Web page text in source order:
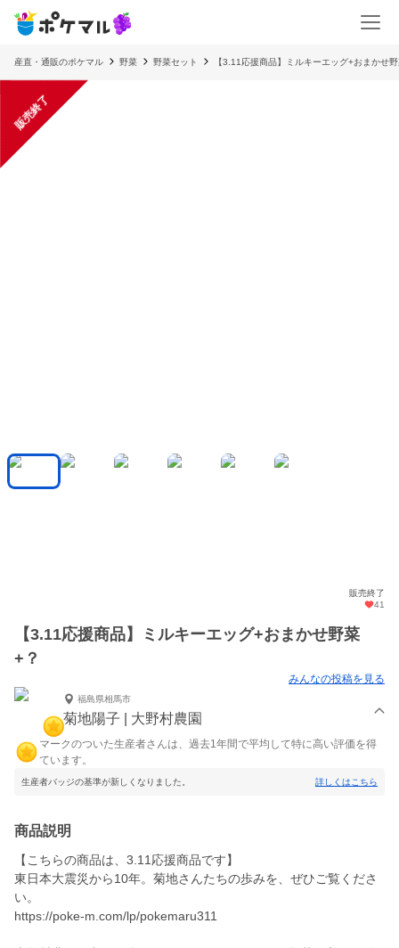
産直・通販のポケマル 野菜 野菜セット 【3.11応援商品】ミルキーエッグ+おまかせ
販売終了
販売終了
41
【3.11応援商品】ミルキーエッグ+おまかせ野菜
+？
みんなの投稿を見る
福島県相馬市
菊地陽子 | 大野村農園
マークのついた生産者さんは、過去1年間で平均して特に高い評価を得
ています。
生産者バッジの基準が新しくなりました。 詳しくはこちら
商品説明
【こちらの商品は、3.11応援商品です】
東日本大震災から10年。菊地さんたちの歩みを、ぜひご覧くださ
い。
https://poke-m.com/lp/pokemaru311